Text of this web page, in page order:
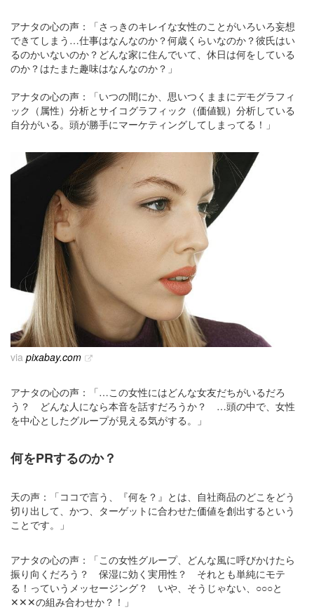
アナタの心の声：「さっきのキレイな女性のことがいろいろ妄想
できてしまう…仕事はなんなのか？何歳くらいなのか？彼氏はい
るのかいないのか？どんな家に住んでいて、休日は何をしている
のか？はたまた趣味はなんなのか？」
アナタの心の声：「いつの間にか、思いつくままにデモグラフィ
ック（属性）分析とサイコグラフィック（価値観）分析している
自分がいる。頭が勝手にマーケティングしてしまってる！」
via pixabay.com
アナタの心の声：「…この女性にはどんな女友だちがいるだろ
う？ どんな人になら本音を話すだろうか？ …頭の中で、女性
を中心としたグループが見える気がする。」
何をPRするのか？
天の声：「ココで言う、『何を？』とは、自社商品のどこをどう
切り出して、かつ、ターゲットに合わせた価値を創出するという
ことです。」
アナタの心の声：「この女性グループ、どんな風に呼びかけたら
振り向くだろう？ 保湿に効く実用性？ それとも単純にモテ
る！っていうメッセージング？ いや、そうじゃない、○○○と
✕✕✕の組み合わせか？！」